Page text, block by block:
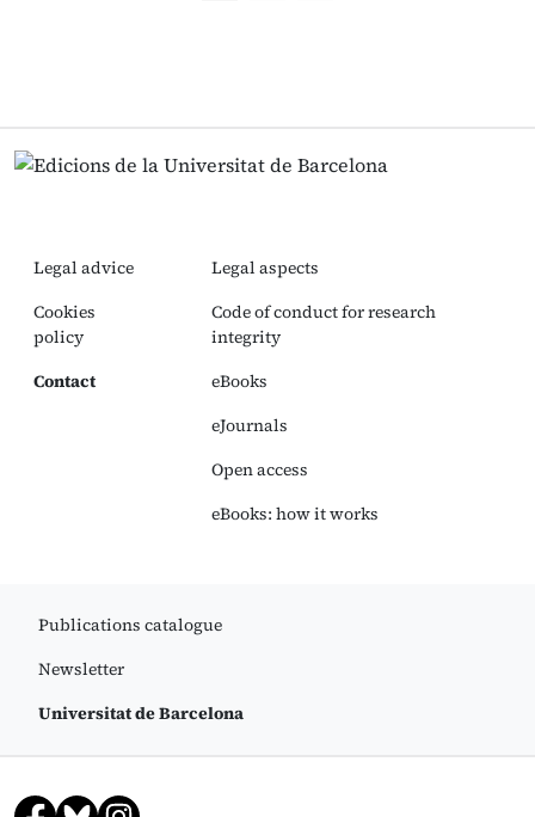
Legal advice
Cookies
policy
Contact
Legal aspects
Code of conduct for research
integrity
eBooks
eJournals
Open access
eBooks: how it works
Publications catalogue
Newsletter
Universitat de Barcelona